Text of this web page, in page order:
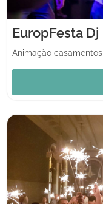
EuropFesta Dj
Animação casamentos